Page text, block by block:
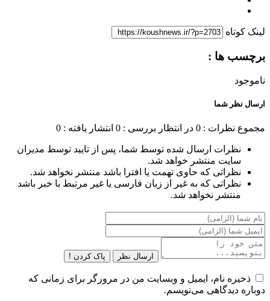
لینک کوتاه
برچسب ها :
ناموجود
ارسال نظر شما
مجموع نظرات : 0 در انتظار بررسی : 0 انتشار یافته : 0
نظرات ارسال شده توسط شما، پس از تایید توسط مدیران
سایت منتشر خواهد شد.
نظراتی که حاوی تهمت یا افترا باشد منتشر نخواهد شد.
نظراتی که به غیر از زبان فارسی یا غیر مرتبط با خبر باشد
منتشر نخواهد شد.
ارسال نظر پاک کردن !
ذخیره نام، ایمیل و وبسایت من در مرورگر برای زمانی که
دوباره دیدگاهی می‌نویسم.